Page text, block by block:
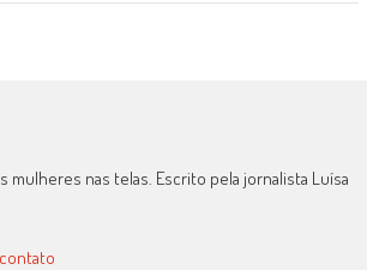
mulheres nas telas. Escrito pela jornalista Luísa